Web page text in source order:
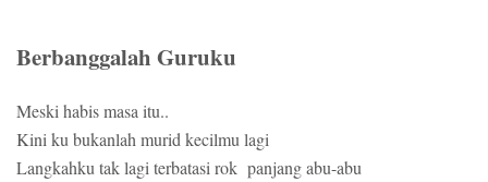
Berbanggalah Guruku
Meski habis masa itu..
Kini ku bukanlah murid kecilmu lagi
Langkahku tak lagi terbatasi rok panjang abu-abu